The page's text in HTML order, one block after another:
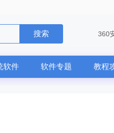
搜索 360
软件 软件专题 教程